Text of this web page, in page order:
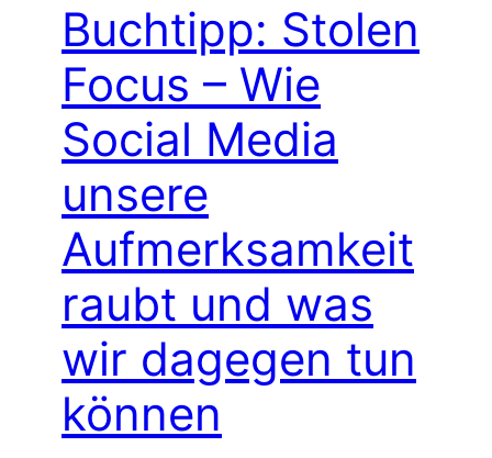
Buchtipp: Stolen
Focus – Wie
Social Media
unsere
Aufmerksamkeit
raubt und was
wir dagegen tun
können